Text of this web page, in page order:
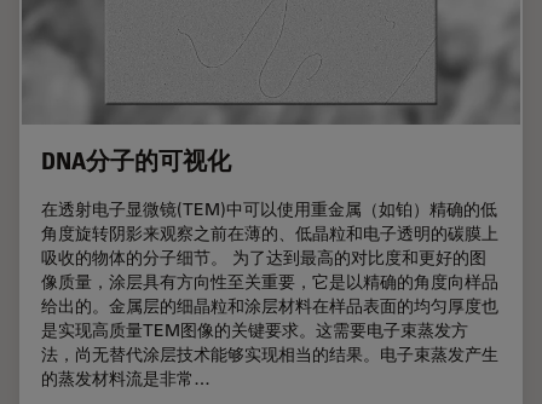
DNA分子的可视化
在透射电子显微镜(TEM)中可以使用重金属（如铂）精确的低
角度旋转阴影来观察之前在薄的、低晶粒和电子透明的碳膜上
吸收的物体的分子细节。 为了达到最高的对比度和更好的图
像质量，涂层具有方向性至关重要，它是以精确的角度向样品
给出的。金属层的细晶粒和涂层材料在样品表面的均匀厚度也
是实现高质量TEM图像的关键要求。这需要电子束蒸发方
法，尚无替代涂层技术能够实现相当的结果。电子束蒸发产生
的蒸发材料流是非常…